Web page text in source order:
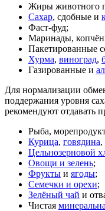
Жиры животного
Сахар, сдобные и
Фаст-фуд;
Маринады,
Пакетированные
Хурма, виноград,
Газированные и
Для нормализации
поддержания уровня
рекомендуют отдавать
Рыба,
Курица, говядина,
Цельнозерновой
Овощи и зелень;
Фрукты и ягоды;
Семечки и орехи;
Зелёный чай и
Чистая